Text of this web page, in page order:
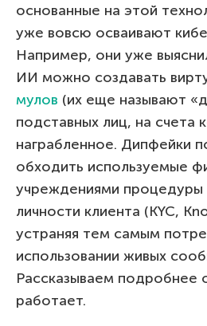
основанные на этой
уже вовсю осваивают
Например, они уже
ИИ можно создавать
мулов (их еще называют
подставных лиц, на счета
награбленное. Дипфейки
обходить используемые
учреждениями процедуры
личности клиента (KYC,
устраняя тем самым
использовании живых
Рассказываем подробнее
работает.